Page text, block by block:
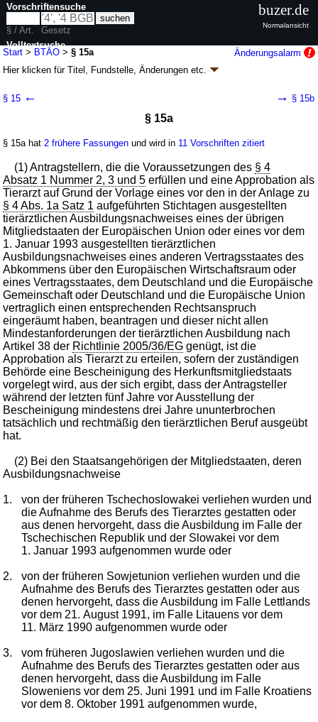
Start > BTÄO >§ 15a
Änderungsalarm
Hier klicken fürTitel, Fundstelle, Änderungen etc.
BGBl. I S. 1307
10 weitere Fassungen | wird in 34 Vorschriften zitiert
§ 15 ← → § 15b
§ 15a
§ 15a hat 2 frühere Fassungen und wird in 11 Vorschriften zitiert
(1) Antragstellern, die die Voraussetzungen des § 4
Absatz 1 Nummer 2, 3 und 5 erfüllen und eine Approbation als
Tierarzt auf Grund der Vorlage eines vor den in der Anlage zu
§ 4 Abs. 1a Satz 1 aufgeführten Stichtagen ausgestellten
tierärztlichen Ausbildungsnachweises eines der übrigen
Mitgliedstaaten der Europäischen Union oder eines vor dem
1. Januar 1993 ausgestellten tierärztlichen
Ausbildungsnachweises eines anderen Vertragsstaates des
Abkommens über den Europäischen Wirtschaftsraum oder
eines Vertragsstaates, dem Deutschland und die Europäische
Gemeinschaft oder Deutschland und die Europäische Union
vertraglich einen entsprechenden Rechtsanspruch
eingeräumt haben, beantragen und dieser nicht allen
Mindestanforderungen der tierärztlichen Ausbildung nach
Artikel 38 der Richtlinie 2005/36/EG genügt, ist die
Approbation als Tierarzt zu erteilen, sofern der zuständigen
Behörde eine Bescheinigung des Herkunftsmitgliedstaats
vorgelegt wird, aus der sich ergibt, dass der Antragsteller
während der letzten fünf Jahre vor Ausstellung der
Bescheinigung mindestens drei Jahre ununterbrochen
tatsächlich und rechtmäßig den tierärztlichen Beruf ausgeübt
hat.
(2) Bei den Staatsangehörigen der Mitgliedstaaten, deren
Ausbildungsnachweise
1.
von der früheren Tschechoslowakei verliehen wurden und
die Aufnahme des Berufs des Tierarztes gestatten oder
aus denen hervorgeht, dass die Ausbildung im Falle der
Tschechischen Republik und der Slowakei vor dem
1. Januar 1993 aufgenommen wurde oder
2.
von der früheren Sowjetunion verliehen wurden und die
Aufnahme des Berufs des Tierarztes gestatten oder aus
denen hervorgeht, dass die Ausbildung im Falle Lettlands
vor dem 21. August 1991, im Falle Litauens vor dem
11. März 1990 aufgenommen wurde oder
3.
vom früheren Jugoslawien verliehen wurden und die
Aufnahme des Berufs des Tierarztes gestatten oder aus
denen hervorgeht, dass die Ausbildung im Falle
Sloweniens vor dem 25. Juni 1991 und im Falle Kroatiens
vor dem 8. Oktober 1991 aufgenommen wurde,
Vorschriftensuche
§ / Art.
Gesetz
Volltextsuche
nur in BTÄO
buzer.de
Normalansicht